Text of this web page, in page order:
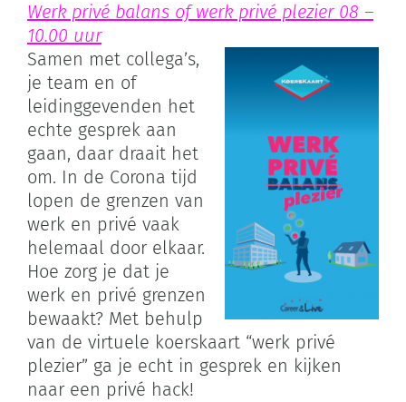
Werk privé balans of werk privé plezier 08 –
10.00 uur
Samen met collega’s,
je team en of
leidinggevenden het
echte gesprek aan
gaan, daar draait het
om. In de Corona tijd
lopen de grenzen van
werk en privé vaak
helemaal door elkaar.
Hoe zorg je dat je
werk en privé grenzen
bewaakt? Met behulp
van de virtuele koerskaart “werk privé
plezier” ga je echt in gesprek en kijken
naar een privé hack!